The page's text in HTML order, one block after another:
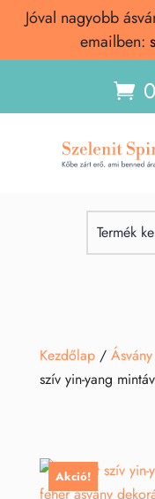
Jóval nagyobb
emailben:
Kezdőlap/
szív yin-yang
Akció!